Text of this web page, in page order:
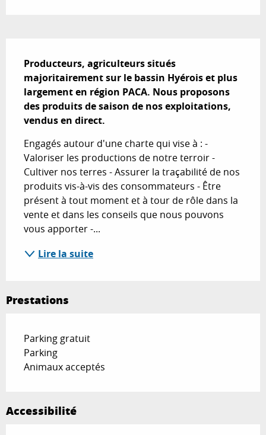
Producteurs, agriculteurs situés
majoritairement sur le bassin Hyérois et plus
largement en région PACA. Nous proposons
des produits de saison de nos exploitations,
vendus en direct.
Engagés autour d'une charte qui vise à : -
Valoriser les productions de notre terroir -
Cultiver nos terres - Assurer la traçabilité de nos
produits vis-à-vis des consommateurs - Être
présent à tout moment et à tour de rôle dans la
vente et dans les conseils que nous pouvons
vous apporter -...
Lire la suite
Prestations
Parking gratuit
Parking
Animaux acceptés
Accessibilité